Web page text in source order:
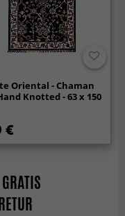
Oriental - Chaman
Knotted - 63 x 150
€